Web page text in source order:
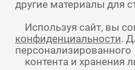
Используя сайт, вы
конфиденциальности.
персонализированного